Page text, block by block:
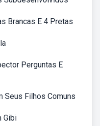
Brancas E 4 Pretas
Perguntas E
Seus Filhos Comuns
Gibi